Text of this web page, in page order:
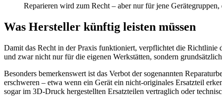
Reparieren wird zum Recht – aber nur für jene
Was Hersteller künftig leisten müssen
Damit das Recht in der Praxis funktioniert, verpflichtet die Richtlinie
und zwar nicht nur für die eigenen Werkstätten, sondern
Besonders bemerkenswert ist das Verbot der sogenannten
erschweren – etwa wenn ein Gerät ein nicht-originales Ersatzteil
sogar im 3D-Druck hergestellten Ersatzteilen vertraglich oder